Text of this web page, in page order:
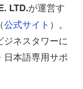
LTD.が運営す
公式サイト ）。
ジネスタワーに
日本語専用サポ